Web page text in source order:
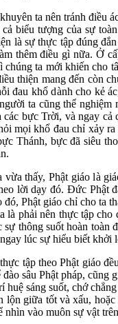
ta nên tránh điều
cả biểu tượng của sự
là sự thực tập đúng
thêmđiều gì nữa. Ở
chúng ta mới khiến cho
thiện mang đến còn
đau khổ dành cho kẻ
ta cũng thể
các bực Trời, và ngay cả
mọi khổ đau chỉ xảy
Thánh, bựcđã siêu
vừa thấy, Phật giáo là
lời dạy đó. Đức Phật đ
đó, Phật giáo chỉ cho ta
là phải nên thực tập cho
sự thông suốt hoàn toàn
lúc sự hiểu biết khởi
tập theo Phật giáo
đào sâu Phật pháp, cũng
huệ sáng suốt, chớ
lộn giữa tốt và xấu,
nhìn vào muôn sự vật